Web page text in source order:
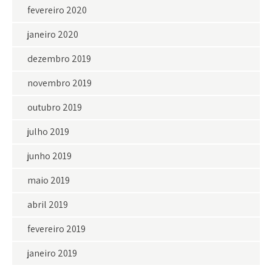
fevereiro 2020
janeiro 2020
dezembro 2019
novembro 2019
outubro 2019
julho 2019
junho 2019
maio 2019
abril 2019
fevereiro 2019
janeiro 2019